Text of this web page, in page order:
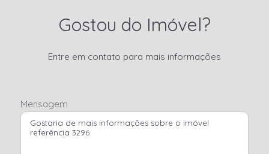
Gostou do Imóvel?
Entre em contato para mais informações
Mensagem